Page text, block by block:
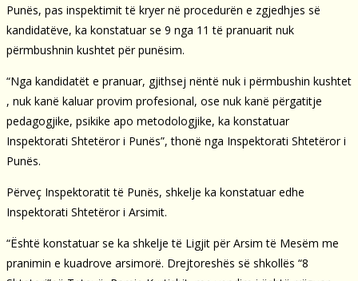
Punës, pas inspektimit të kryer në procedurën e zgjedhjes së
kandidatëve, ka konstatuar se 9 nga 11 të pranuarit nuk
përmbushnin kushtet për punësim.
“Nga kandidatët e pranuar, gjithsej nëntë nuk i përmbushin kushtet
, nuk kanë kaluar provim profesional, ose nuk kanë përgatitje
pedagogjike, psikike apo metodologjike, ka konstatuar
Inspektorati Shtetëror i Punës”, thonë nga Inspektorati Shtetëror i
Punës.
Përveç Inspektoratit të Punës, shkelje ka konstatuar edhe
Inspektorati Shtetëror i Arsimit.
“Është konstatuar se ka shkelje të Ligjit për Arsim të Mesëm me
pranimin e kuadrove arsimorë. Drejtoreshës së shkollës “8